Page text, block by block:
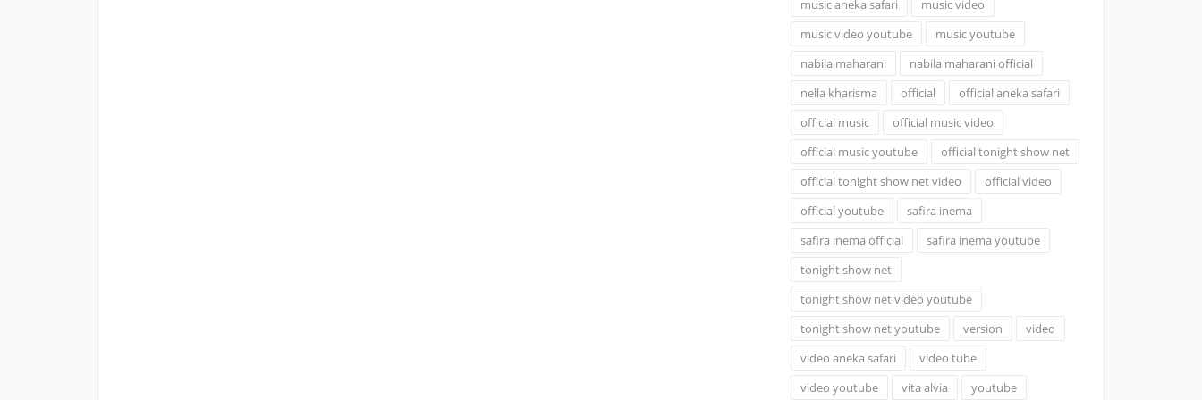
music aneka safari
music video
music video youtube
music youtube
nabila maharani
nabila maharani official
nella kharisma
official
official aneka safari
official music
official music video
official music youtube
official tonight show net
official tonight show net video
official video
official youtube
safira inema
safira inema official
safira inema youtube
tonight show net
tonight show net video youtube
tonight show net youtube
version
video
video aneka safari
video tube
video youtube
vita alvia youtube